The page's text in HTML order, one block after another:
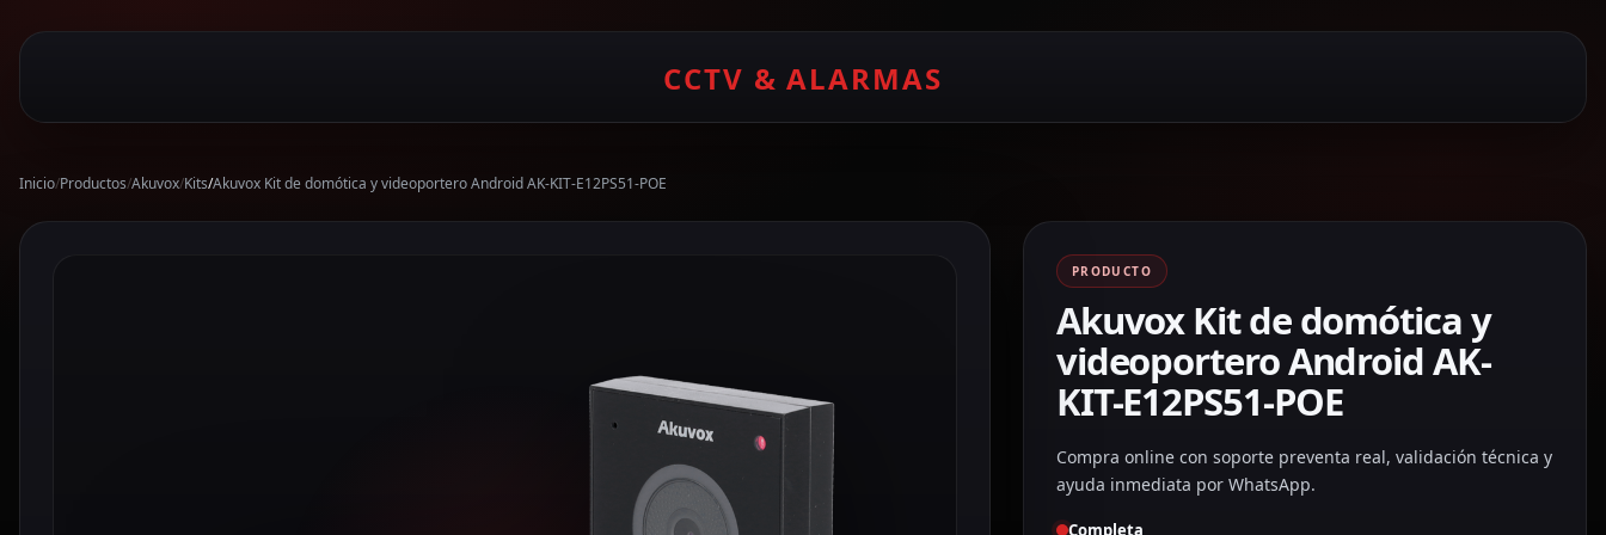
CCTV & ALARMAS
Inicio/Productos/Akuvox/Kits/Akuvox Kit de domótica y videoportero Android AK-KIT-E12PS51-POE
PRODUCTO
Akuvox Kit de domótica y
videoportero Android AK-
KIT-E12PS51-POE
Compra online con soporte preventa real, validación técnica y
ayuda inmediata por WhatsApp.
Completa